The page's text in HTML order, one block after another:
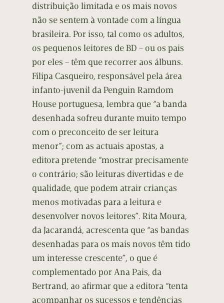
distribuição limitada e os mais novos
não se sentem à vontade com a língua
brasileira. Por isso, tal como os adultos,
os pequenos leitores de BD – ou os pais
por eles – têm que recorrer aos álbuns.
Filipa Casqueiro, responsável pela área
infanto-juvenil da Penguin Ramdom
House portuguesa, lembra que “a banda
desenhada sofreu durante muito tempo
com o preconceito de ser leitura
menor”; com as actuais apostas, a
editora pretende “mostrar precisamente
o contrário; são leituras divertidas e de
qualidade, que podem atrair crianças
menos motivadas para a leitura e
desenvolver novos leitores”. Rita Moura,
da Jacarandá, acrescenta que “as bandas
desenhadas para os mais novos têm tido
um interesse crescente”, o que é
complementado por Ana Pais, da
Bertrand, ao afirmar que a editora “tenta
acompanhar os sucessos e tendências